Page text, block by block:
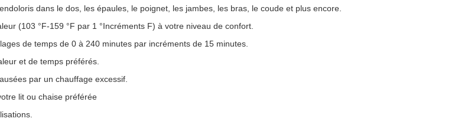
dans le dos, les épaules, le poignet, les jambes, les bras, le coude et plus encore.
(103 °F-159 °F par 1 °Incréments F) à votre niveau de confort.
de temps de 0 à 240 minutes par incréments de 15 minutes.
et de temps préférés.
par un chauffage excessif.
lit ou chaise préférée